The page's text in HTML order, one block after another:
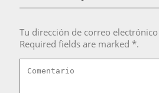
Tu dirección de correo
Required fields are marked *.